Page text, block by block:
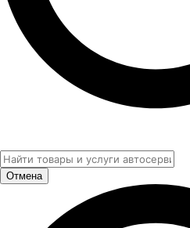
Отмена